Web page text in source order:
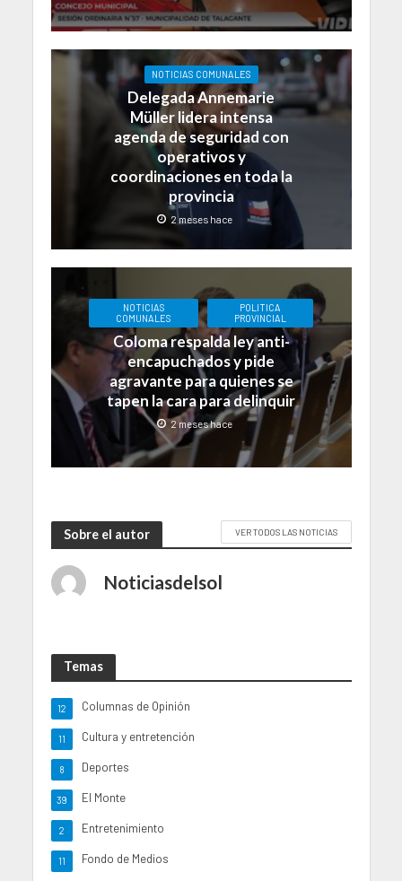
NOTICIAS COMUNALES
Delegada Annemarie
Müller lidera intensa
agenda de seguridad con
operativos y
coordinaciones en toda la
provincia
2 meses hace
NOTICIAS
COMUNALES
POLITICA
PROVINCIAL
Coloma respalda ley anti-
encapuchados y pide
agravante para quienes se
tapen la cara para delinquir
2 meses hace
Sobre el autor VER TODOS LAS NOTICIAS
Noticiasdelsol
Temas
Columnas de Opinión
12
Cultura y entretención
11
Deportes
8
El Monte
39
Entretenimiento
2
Fondo de Medios
11